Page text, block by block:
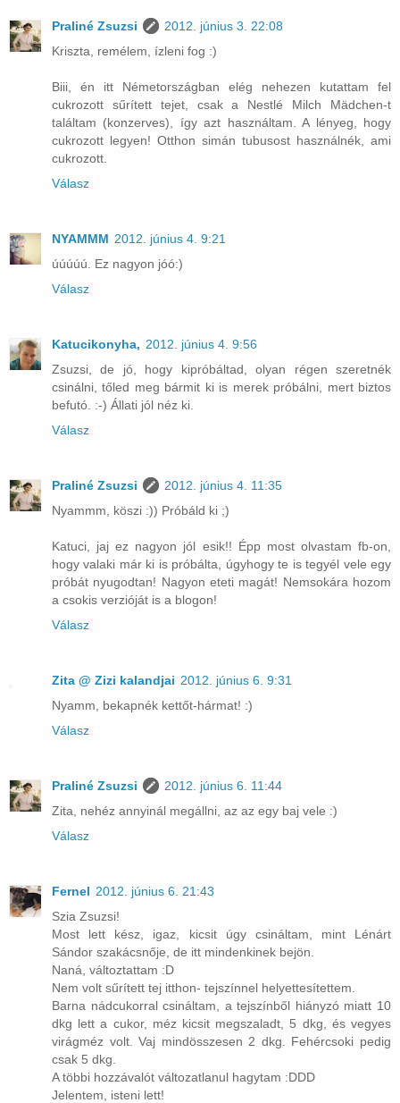
Praliné Zsuzsi
2012. június 3. 22:08
Kriszta, remélem, ízleni fog :)
Biii, én itt Németországban elég nehezen kutattam fel
cukrozott sűrített tejet, csak a Nestlé Milch Mädchen-t
találtam (konzerves), így azt használtam. A lényeg, hogy
cukrozott legyen! Otthon simán tubusost használnék, ami
cukrozott.
Válasz
NYAMMM 2012. június 4. 9:21
úúúúú. Ez nagyon jóó:)
Válasz
Katucikonyha, 2012. június 4. 9:56
Zsuzsi, de jó, hogy kipróbáltad, olyan régen szeretnék
csinálni, tőled meg bármit ki is merek próbálni, mert biztos
befutó. :-) Állati jól néz ki.
Válasz
Praliné Zsuzsi
2012. június 4. 11:35
Nyammm, köszi :)) Próbáld ki ;)
Katuci, jaj ez nagyon jól esik!! Épp most olvastam fb-on,
hogy valaki már ki is próbálta, úgyhogy te is tegyél vele egy
próbát nyugodtan! Nagyon eteti magát! Nemsokára hozom
a csokis verzióját is a blogon!
Válasz
Zita @ Zizi kalandjai 2012. június 6. 9:31
Nyamm, bekapnék kettőt-hármat! :)
Válasz
Praliné Zsuzsi
2012. június 6. 11:44
Zita, nehéz annyinál megállni, az az egy baj vele :)
Válasz
Fernel 2012. június 6. 21:43
Szia Zsuzsi!
Most lett kész, igaz, kicsit úgy csináltam, mint Lénárt
Sándor szakácsnője, de itt mindenkinek bejön.
Naná, változtattam :D
Nem volt sűrített tej itthon- tejszínnel helyettesítettem.
Barna nádcukorral csináltam, a tejszínből hiányzó miatt 10
dkg lett a cukor, méz kicsit megszaladt, 5 dkg, és vegyes
virágméz volt. Vaj mindösszesen 2 dkg. Fehércsoki pedig
csak 5 dkg.
A többi hozzávalót változatlanul hagytam :DDD
Jelentem, isteni lett!